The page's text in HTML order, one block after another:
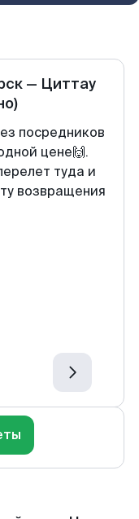
— Циттау
посредников
цене🙌.
туда и
возвращения